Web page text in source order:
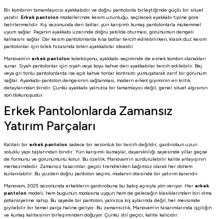
Bir kombinin tamamlayıcısı ayakkabıdır ve doğru pantolonla birleştiğinde güçlü bir siluet
yaratır. Erkek pantolon modellerinde kesim uzunluğu, seçilecek ayakkabı tipine göre
belirlenmelidir. Kış sezonunda deri botlar, yün karışımlı kumaş pantolonlarla mükemmel
uyum sağlar. Paçanın ayakkabı üzerinde doğru şekilde oturması, görünümün dengeli
kalmasını sağlar. Dar kesim pantolonlarda kısa botlar tercih edilebilirken, klasik düz kesim
pantolonlar için bilek hizasında biten ayakkabılar idealdir.
Manovam’ın erkek pantolon koleksiyonu, ayakkabı seçiminde de esnek kombin olanakları
sunar. Siyah pantolonlar için siyah veya koyu kahve deri ayakkabılar tercih edilebilir. Bej
veya gri tonlu pantolonlarda ise açık kahve tonlar kontrastı yumuşatarak zarif bir görünüm
sağlar. Ayakkabı-pantolon dengesinin sağlanması, modern erkek giyiminin en kritik
detaylarından biridir. Çünkü ayakkabı yalnızca bir tamamlayıcı değil; genel siluet algısının
son dokunuşudur.
Erkek Pantolonlarda Zamansız
Yatırım Parçaları
Kaliteli bir erkek pantolon sadece bir sezonluk bir tercih değildir; gardırobun uzun
soluklu yapı taşlarından biridir. Yün karışımlı kumaşlar, dayanıklılığı sayesinde yıllar geçse
de formunu ve görünümünü korur. Bu özellik, Manovam’ın sürdürülebilir kalite anlayışının
merkezindedir. Zamansız tasarımlar, geçici trendlerden bağımsız olarak her dönem
kullanılabilir. Bu yüzden doğru pantolon seçimi, modanın ötesinde bir yatırım kararıdır.
Manovam, 2025 sezonunda erkeklerin gardırobuna bu bakış açısıyla yön veriyor. Her erkek
pantolon modeli, hem bugünün modasına uygun hem de geleceğin klasiklerinden biri olma
potansiyeline sahip. Bu sayede bir pantolon, yalnızca kış aylarında değil, her mevsimde
giyilebilir bir temel parça haline geliyor. Bu zamansızlık, Manovam’ın tasarımlarında işçiliğin
ve kumaş kalitesinin birleşiminden doğuyor. Çünkü stil geçici, kalite kalıcıdır.